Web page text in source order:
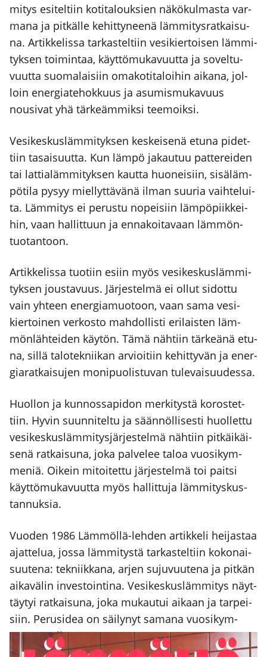
mi­tys esi­tel­tiin koti­ta­louk­sien näkö­kul­mas­ta var­
ma­na ja pit­käl­le kehit­ty­nee­nä läm­mi­tys­rat­kai­su­
na. Artik­ke­lis­sa tar­kas­tel­tiin vesi­kier­toi­sen läm­mi­
tyk­sen toi­min­taa, käyt­tö­mu­ka­vuut­ta ja sovel­tu­
vuut­ta suo­ma­lai­siin oma­ko­ti­ta­loi­hin aika­na, jol­
loin ener­gia­te­hok­kuus ja asu­mis­mu­ka­vuus
nousi­vat yhä tär­keäm­mik­si tee­moik­si.
Vesi­kes­kus­läm­mi­tyk­sen kes­kei­se­nä etu­na pidet­
tiin tasai­suut­ta. Kun läm­pö jakau­tuu pat­te­rei­den
tai lat­tia­läm­mi­tyk­sen kaut­ta huo­nei­siin, sisä­läm­
pö­ti­la pysyy miel­lyt­tä­vä­nä ilman suu­ria vaih­te­lui­
ta. Läm­mi­tys ei perus­tu nopei­siin läm­pö­piik­kei­
hin, vaan hal­lit­tuun ja enna­koi­ta­vaan läm­mön­
tuo­tan­toon.
Artik­ke­lis­sa tuo­tiin esiin myös vesi­kes­kus­läm­mi­
tyk­sen jous­ta­vuus. Jär­jes­tel­mä ei ollut sidot­tu
vain yhteen ener­gia­muo­toon, vaan sama vesi­
kier­toi­nen ver­kos­to mah­dol­lis­ti eri­lais­ten läm­
mön­läh­tei­den käy­tön. Tämä näh­tiin tär­keä­nä etu­
na, sil­lä talo­tek­nii­kan arvioi­tiin kehit­ty­vän ja ener­
gia­rat­kai­su­jen moni­puo­lis­tu­van tule­vai­suu­des­sa.
Huol­lon ja kun­nos­sa­pi­don mer­ki­tys­tä koros­tet­
tiin. Hyvin suun­ni­tel­tu ja sään­nöl­li­ses­ti huol­let­tu
vesi­kes­kus­läm­mi­tys­jär­jes­tel­mä näh­tiin pit­käi­käi­
se­nä rat­kai­su­na, joka pal­ve­lee taloa vuo­si­kym­
me­niä. Oikein mitoi­tet­tu jär­jes­tel­mä toi pait­si
käyt­tö­mu­ka­vuut­ta myös hal­lit­tu­ja läm­mi­tys­kus­
tan­nuk­sia.
Vuo­den 1986 Läm­möl­lä-leh­den artik­ke­li hei­jas­taa
ajat­te­lua, jos­sa läm­mi­tys­tä tar­kas­tel­tiin koko­nai­
suu­te­na: tek­niik­ka­na, arjen suju­vuu­te­na ja pit­kän
aika­vä­lin inves­toin­ti­na. Vesi­kes­kus­läm­mi­tys näyt­
täy­tyi rat­kai­su­na, joka mukau­tui aikaan ja tar­pei­
siin. Perus­idea on säi­ly­nyt sama­na vuo­si­kym­
men­ten yli.